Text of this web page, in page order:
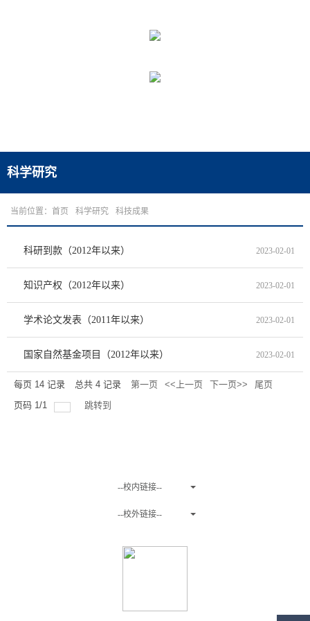
科学研究
当前位置： 首页 科学研究 科技成果
科研到款（2012年以来） 2023-02-01
知识产权（2012年以来） 2023-02-01
学术论文发表（2011年以来） 2023-02-01
国家自然基金项目（2012年以来） 2023-02-01
每页 14 记录 总共 4 记录 第一页 <<上一页 下一页>>
尾页
页码 1/1 跳转到
--校内链接--
--校外链接--